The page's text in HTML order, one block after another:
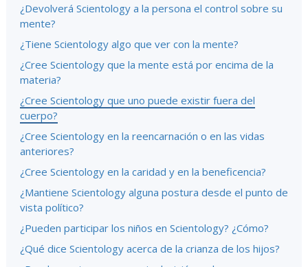
¿Devolverá Scientology a la persona el control sobre su
mente?
¿Tiene Scientology algo que ver con la mente?
¿Cree Scientology que la mente está por encima de la
materia?
¿Cree Scientology que uno puede existir fuera del
cuerpo?
¿Cree Scientology en la reencarnación o en las vidas
anteriores?
¿Cree Scientology en la caridad y en la beneficencia?
¿Mantiene Scientology alguna postura desde el punto de
vista político?
¿Pueden participar los niños en Scientology? ¿Cómo?
¿Qué dice Scientology acerca de la crianza de los hijos?